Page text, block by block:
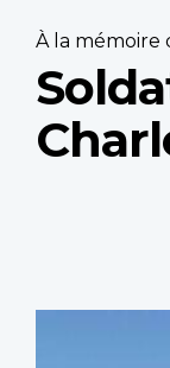
À la mémoire